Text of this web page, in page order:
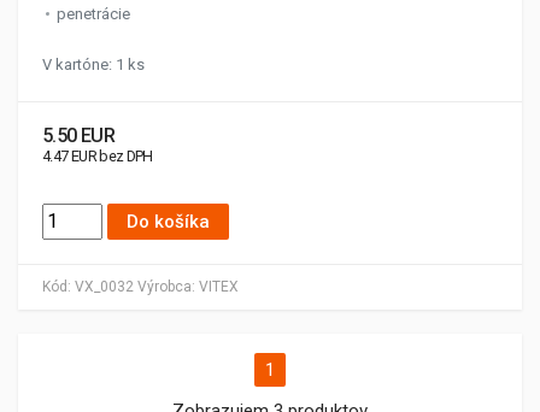
Kód: VX_0032 Výrobca: VITEX
penetrácie
V kartóne: 1 ks
5.50 EUR
4.47 EUR bez DPH
Do košíka
1